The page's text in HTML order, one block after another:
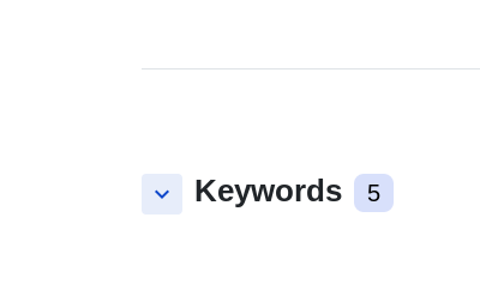
keyboard_arrow_down Keywords 5